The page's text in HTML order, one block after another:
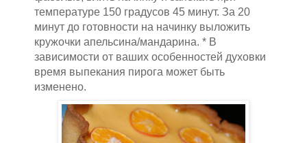
температуре 150 градусов 45 минут. За 20
минут до готовности на начинку выложить
кружочки апельсина/мандарина. * В
зависимости от ваших особенностей духовки
время выпекания пирога может быть
изменено.